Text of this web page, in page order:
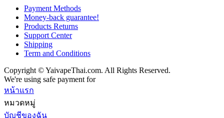
Payment Methods
Money-back guarantee!
Products Returns
Support Center
Shipping
Term and Conditions
Copyright © YaivapeThai.com. All Rights Reserved.
We're using safe payment for
หน้าแรก
หมวดหมู่
บัญชีของฉัน